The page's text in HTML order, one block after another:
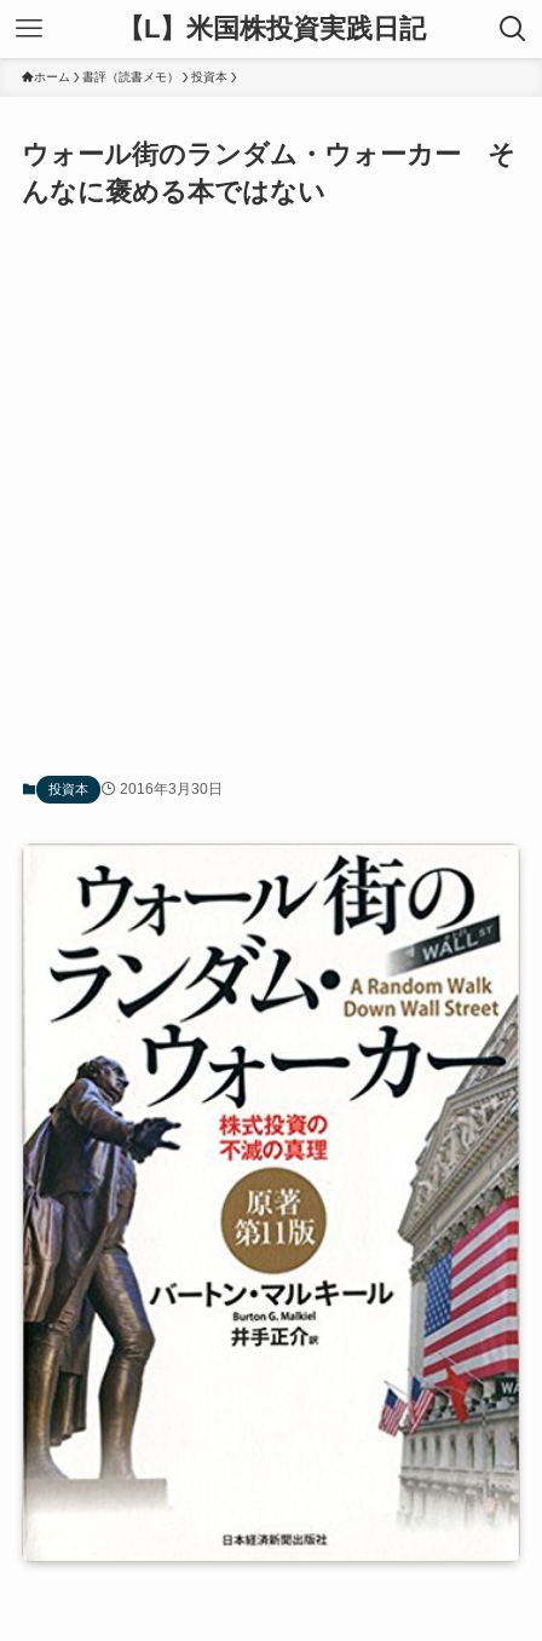
【L】米国株投資実践日記
ホーム 書評（読書メモ） 投資本
ウォール街のランダム・ウォーカー そ
んなに褒める本ではない
投資本 2016年3月30日